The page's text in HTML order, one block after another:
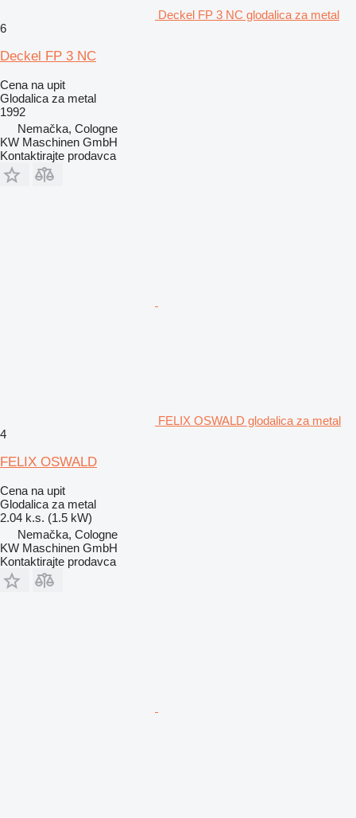
Deckel FP 3 NC glodalica za metal
6
Deckel FP 3 NC
Cena na upit
Glodalica za metal
1992
Nemačka, Cologne
KW Maschinen GmbH
Kontaktirajte prodavca
FELIX OSWALD glodalica za metal
4
FELIX OSWALD
Cena na upit
Glodalica za metal
2.04 k.s. (1.5 kW)
Nemačka, Cologne
KW Maschinen GmbH
Kontaktirajte prodavca